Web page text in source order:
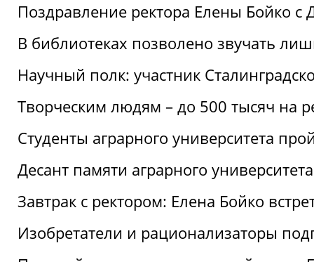
Поздравление ректора Елены Бойко
В библиотеках позволено звучать
Научный полк: участник
Творческим людям – до 500 тысяч на
Студенты аграрного университета
Десант памяти аграрного
Завтрак с ректором: Елена Бойко
Изобретатели и рационализаторы